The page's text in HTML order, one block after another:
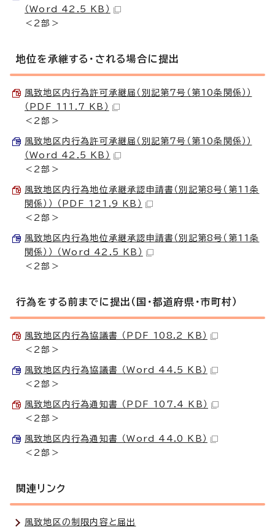
（Word 42.5 KB）
＜2部＞
地位を承継する・される場合に提出
風致地区内行為許可承継届（別記第7号（第10条関係））
（PDF 111.7 KB）
＜2部＞
風致地区内行為許可承継届（別記第7号（第10条関係））
（Word 42.5 KB）
＜2部＞
風致地区内行為地位承継承認申請書（別記第8号（第11条
関係）） （PDF 121.9 KB）
＜2部＞
風致地区内行為地位承継承認申請書（別記第8号（第11条
関係）） （Word 42.5 KB）
＜2部＞
行為をする前までに提出（国・都道府県・市町村）
風致地区内行為協議書 （PDF 108.2 KB）
＜2部＞
風致地区内行為協議書 （Word 44.5 KB）
＜2部＞
風致地区内行為通知書 （PDF 107.4 KB）
＜2部＞
風致地区内行為通知書 （Word 44.0 KB）
＜2部＞
関連リンク
風致地区の制限内容と届出